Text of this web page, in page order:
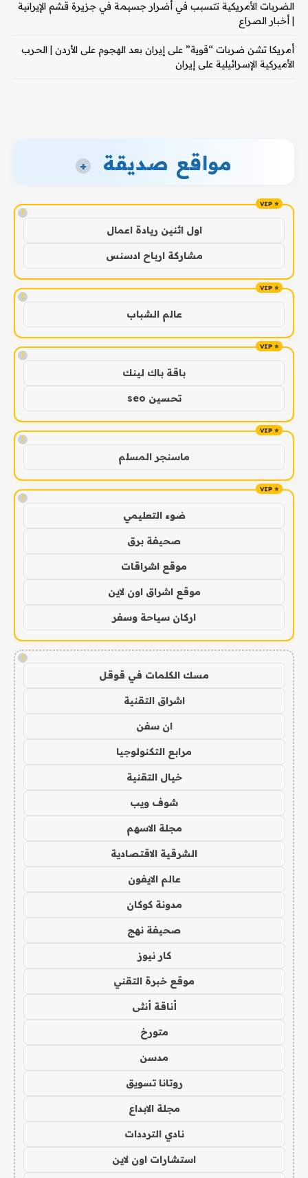
الضربات الأمريكية تتسبب في أضرار جسيمة في جزيرة قشم الإيرانية
| أخبار الصراع
أمريكا تشن ضربات “قوية” على إيران بعد الهجوم على الأردن | الحرب
الأميركية الإسرائيلية على إيران
مواقع صديقة +
!
اول اثنين ريادة اعمال
مشاركة ارباح ادسنس
!
عالم الشباب
!
باقة باك لينك
تحسين seo
!
ماسنجر المسلم
!
ضوء التعليمي
صحيفة برق
موقع اشراقات
موقع اشراق اون لاين
اركان سياحة وسفر
!
مسك الكلمات في قوقل
اشراق التقنية
ان سفن
مرابع التكنولوجيا
خيال التقنية
شوف ويب
مجلة الاسهم
الشرقية الاقتصادية
عالم الايفون
مدونة كوكان
صحيفة نهج
كار نيوز
موقع خبرة التقني
أناقة أنثى
متورخ
مدسن
روتانا تسويق
مجلة الابداع
نادي الترددات
استشارات اون لاين